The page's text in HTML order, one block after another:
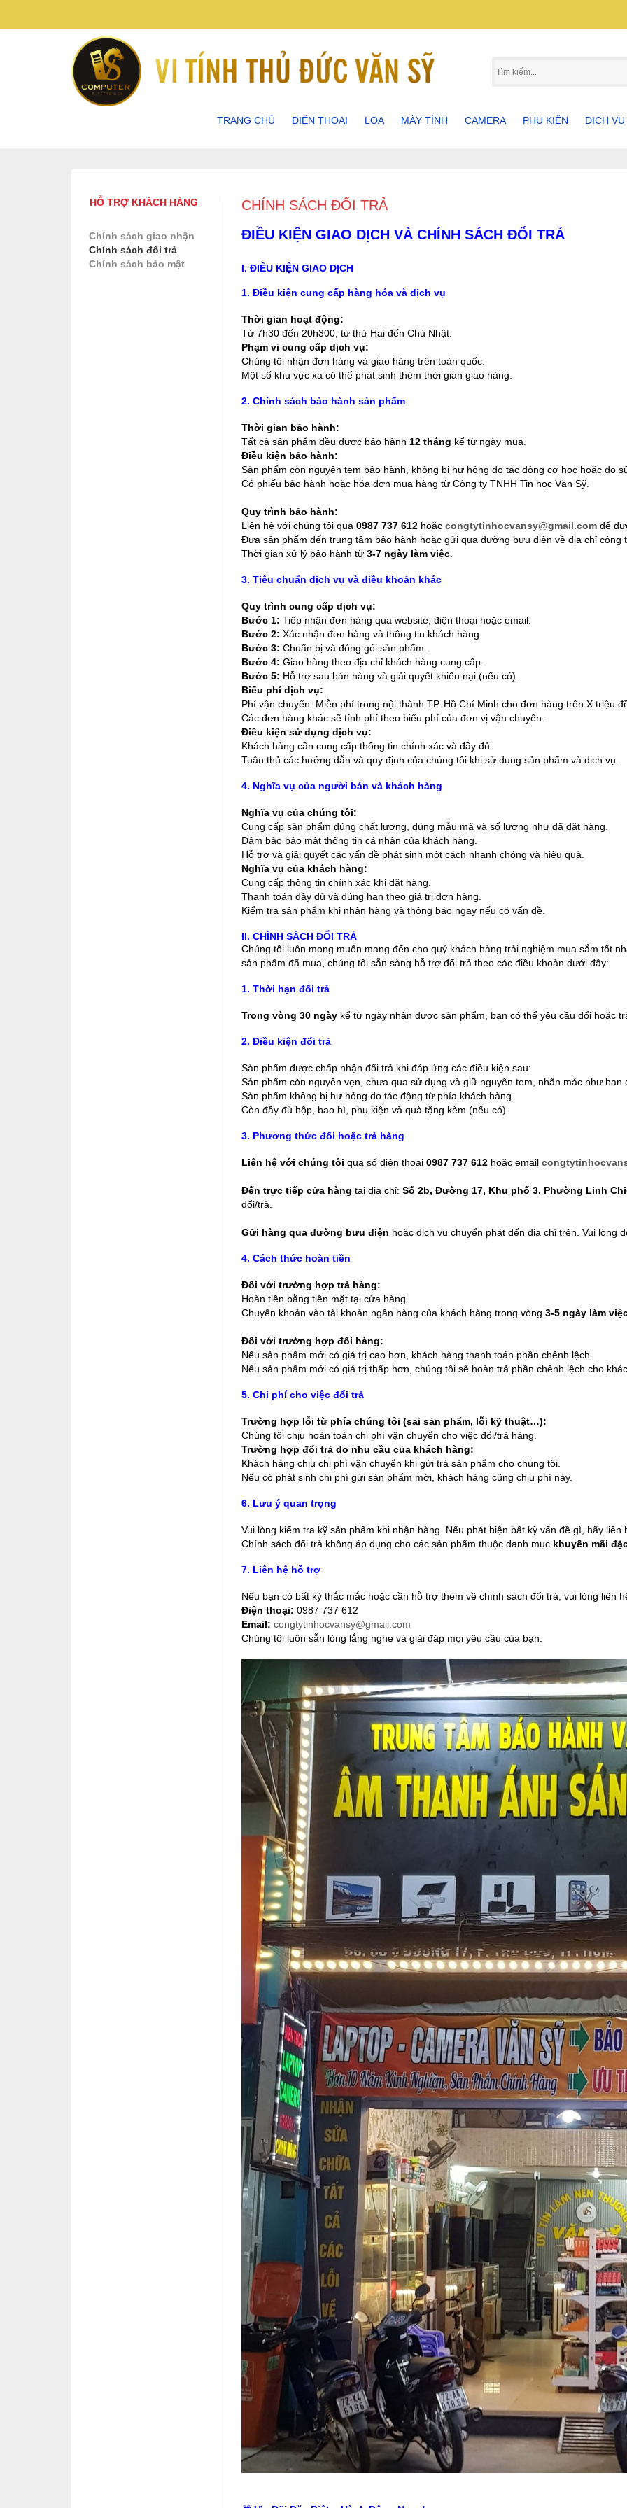
TRANG CHỦ ĐIỆN THOẠI LOA
LOA NGHE NHẠC
LOA SOUNDMAX
MÁY TÍNH CAMERA PHỤ KIỆN DỊCH VỤ
HỖ TRỢ KHÁCH HÀNG
Chính sách giao nhận
Chính sách đổi trả
Chính sách bảo mật
CHÍNH SÁCH ĐỔI TRẢ
ĐIỀU KIỆN GIAO DỊCH VÀ CHÍNH SÁCH ĐỔI TRẢ
I. ĐIỀU KIỆN GIAO DỊCH
1. Điều kiện cung cấp hàng hóa và dịch vụ
Thời gian hoạt động:
Từ 7h30 đến 20h300, từ thứ Hai đến Chủ Nhật.
Phạm vi cung cấp dịch vụ:
Chúng tôi nhận đơn hàng và giao hàng trên toàn quốc.
Một số khu vực xa có thể phát sinh thêm thời gian giao hàng.
2. Chính sách bảo hành sản phẩm
Thời gian bảo hành:
Tất cả sản phẩm đều được bảo hành 12 tháng kể từ ngày mua.
Điều kiện bảo hành:
Sản phẩm còn nguyên tem bảo hành, không bị hư hỏng do tác động cơ học hoặc do
Có phiếu bảo hành hoặc hóa đơn mua hàng từ Công ty TNHH Tin học Văn Sỹ.
Quy trình bảo hành:
Liên hệ với chúng tôi qua 0987 737 612hoặc congtytinhocvansy@gmail.comđể
Đưa sản phẩm đến trung tâm bảo hành hoặc gửi qua đường bưu điện về địa chỉ công
Thời gian xử lý bảo hành từ 3-7 ngày làm việc.
3. Tiêu chuẩn dịch vụ và điều khoản khác
Quy trình cung cấp dịch vụ:
Bước 1: Tiếp nhận đơn hàng qua website, điện thoại hoặc email.
Bước 2: Xác nhận đơn hàng và thông tin khách hàng.
Bước 3: Chuẩn bị và đóng gói sản phẩm.
Bước 4: Giao hàng theo địa chỉ khách hàng cung cấp.
Bước 5: Hỗ trợ sau bán hàng và giải quyết khiếu nại (nếu có).
Biểu phí dịch vụ:
Phí vận chuyển: Miễn phí trong nội thành TP. Hồ Chí Minh cho đơn hàng trên X triệu
Các đơn hàng khác sẽ tính phí theo biểu phí của đơn vị vận chuyển.
Điều kiện sử dụng dịch vụ:
Khách hàng cần cung cấp thông tin chính xác và đầy đủ.
Tuân thủ các hướng dẫn và quy định của chúng tôi khi sử dụng sản phẩm và dịch vụ.
4. Nghĩa vụ của người bán và khách hàng
Nghĩa vụ của chúng tôi:
Cung cấp sản phẩm đúng chất lượng, đúng mẫu mã và số lượng như đã đặt hàng.
Đảm bảo bảo mật thông tin cá nhân của khách hàng.
Hỗ trợ và giải quyết các vấn đề phát sinh một cách nhanh chóng và hiệu quả.
Nghĩa vụ của khách hàng:
Cung cấp thông tin chính xác khi đặt hàng.
Thanh toán đầy đủ và đúng hạn theo giá trị đơn hàng.
Kiểm tra sản phẩm khi nhận hàng và thông báo ngay nếu có vấn đề.
II. CHÍNH SÁCH ĐỔI TRẢ
Chúng tôi luôn mong muốn mang đến cho quý khách hàng trải nghiệm mua sắm tốt
sản phẩm đã mua, chúng tôi sẵn sàng hỗ trợ đổi trả theo các điều khoản dưới đây:
1. Thời hạn đổi trả
Trong vòng 30 ngàykể từ ngày nhận được sản phẩm, bạn có thể yêu cầu đổi hoặc
2. Điều kiện đổi trả
Sản phẩm được chấp nhận đổi trả khi đáp ứng các điều kiện sau:
Sản phẩm còn nguyên vẹn, chưa qua sử dụng và giữ nguyên tem, nhãn mác như ban
Sản phẩm không bị hư hỏng do tác động từ phía khách hàng.
Còn đầy đủ hộp, bao bì, phụ kiện và quà tặng kèm (nếu có).
3. Phương thức đổi hoặc trả hàng
Liên hệ với chúng tôi qua số điện thoại 0987 737 612hoặc email
Đến trực tiếp cửa hàng tại địa chỉ: Số 2b, Đường 17, Khu phố 3, Phường Linh
đổi/trả.
Gửi hàng qua đường bưu điện hoặc dịch vụ chuyển phát đến địa chỉ trên. Vui lòng
4. Cách thức hoàn tiền
Đối với trường hợp trả hàng:
Hoàn tiền bằng tiền mặt tại cửa hàng.
Chuyển khoản vào tài khoản ngân hàng của khách hàng trong vòng 3-5 ngày làm
Đối với trường hợp đổi hàng:
Nếu sản phẩm mới có giá trị cao hơn, khách hàng thanh toán phần chênh lệch.
Nếu sản phẩm mới có giá trị thấp hơn, chúng tôi sẽ hoàn trả phần chênh lệch cho
5. Chi phí cho việc đổi trả
Trường hợp lỗi từ phía chúng tôi (sai sản phẩm, lỗi kỹ thuật…):
Chúng tôi chịu hoàn toàn chi phí vận chuyển cho việc đổi/trả hàng.
Trường hợp đổi trả do nhu cầu của khách hàng:
Khách hàng chịu chi phí vận chuyển khi gửi trả sản phẩm cho chúng tôi.
Nếu có phát sinh chi phí gửi sản phẩm mới, khách hàng cũng chịu phí này.
6. Lưu ý quan trọng
Vui lòng kiểm tra kỹ sản phẩm khi nhận hàng. Nếu phát hiện bất kỳ vấn đề gì, hãy
Chính sách đổi trả không áp dụng cho các sản phẩm thuộc danh mục khuyến mãi
7. Liên hệ hỗ trợ
Nếu bạn có bất kỳ thắc mắc hoặc cần hỗ trợ thêm về chính sách đổi trả, vui lòng liên
Điện thoại: 0987 737 612
Email: congtytinhocvansy@gmail.com
Chúng tôi luôn sẵn lòng lắng nghe và giải đáp mọi yêu cầu của bạn.